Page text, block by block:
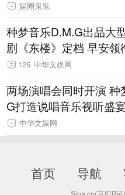
娱圈鬼鬼
种梦音乐D.M.G出品大
剧《东楼》定档 早安领
125 中华文娱网
两场演唱会同时开演 种
G打造说唱音乐视听盛宴
中华文娱网
首页 导航